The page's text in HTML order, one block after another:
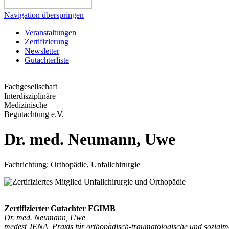
Navigation überspringen
Veranstaltungen
Zertifizierung
Newsletter
Gutachterliste
Fachgesellschaft
Interdisziplinäre
Medizinische
Begutachtung e.V.
Dr. med. Neumann, Uwe
Fachrichtung: Orthopädie, Unfallchirurgie
Zertifizierter Gutachter FGIMB
Dr. med. Neumann, Uwe
medest JENA, Praxis für orthopädisch-traumatologische und